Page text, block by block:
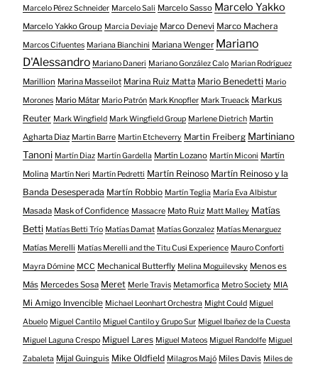
Marcelo Pérez Schneider Marcelo Sali Marcelo Sasso Marcelo Yakko
Marcelo Yakko Group Marcia Deviaje Marco Denevi Marco Machera
Marcos Cifuentes Mariana Bianchini Mariana Wenger Mariano
D'Alessandro Mariano Daneri Mariano González Calo Marian Rodríguez
Marillion Marina Masseilot Marina Ruiz Matta Mario Benedetti Mario
Morones Mario Mátar Mario Patrón Mark Knopfler Mark Trueack Markus
Reuter Mark Wingfield Mark Wingfield Group Marlene Dietrich Martin
Agharta Diaz Martin Barre Martin Etcheverry Martin Freiberg Martiniano
Tanoni Martín Diaz Martín Gardella Martín Lozano Martín Miconi Martín
Molina Martín Neri Martín Pedretti Martín Reinoso Martín Reinoso y la
Banda Desesperada Martín Robbio Martín Teglia María Eva Albistur
Masada Mask of Confidence Massacre Mato Ruiz Matt Malley Matías
Betti Matías Betti Trío Matías Damat Matías Gonzalez Matías Menarguez
Matías Merelli Matías Merelli and the Titu Cusi Experience Mauro Conforti
Mayra Dómine MCC Mechanical Butterfly Melina Moguilevsky Menos es
Más Mercedes Sosa Meret Merle Travis Metamorfica Metro Society MIA
Mi Amigo Invencible Michael Leonhart Orchestra Might Could Miguel
Abuelo Miguel Cantilo Miguel Cantilo y Grupo Sur Miguel Ibañez de la Cuesta
Miguel Laguna Crespo Miguel Lares Miguel Mateos Miguel Randolfe Miguel
Zabaleta Mijal Guinguis Mike Oldfield Milagros Majó Miles Davis Miles de